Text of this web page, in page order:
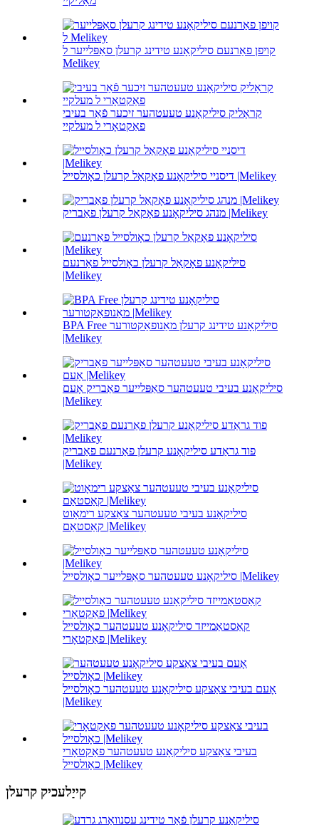
קויפן פאַרנעם סיליקאָנע טידינג קרעלן סאַפּלייער ל
Melikey
קראָליק סיליקאָנע טעעטהער זיכער פֿאַר בעיבי
פאַקטאָרי ל מעלקיי
דיסניי סיליקאָנע פאָקאַל קרעלן כאָולסייל |Melikey
מנהג סיליקאָנע פאָקאַל קרעלן פאַבריק |Melikey
סיליקאָנע פאָקאַל קרעלן כאָולסייל פאַרנעם
|Melikey
BPA Free סיליקאָנע טידינג קרעלן מאַנופאַקטורער
|Melikey
סיליקאָנע בעיבי טעעטהער סאַפּלייער פאַבריק אָעם
|Melikey
פוד גראַדע סיליקאָנע קרעלן פאַרנעם פאַבריק
|Melikey
סיליקאָנע בעיבי טעעטהער צאַצקע רימאָוט
קאַסטאַם |Melikey
סיליקאָנע טעעטהער סאַפּלייער כאָולסייל |Melikey
קאַסטאַמייזד סיליקאָנע טעעטהער כאָולסייל
פאַקטאָרי |Melikey
אָעם בעיבי צאַצקע סיליקאָנע טעעטהער כאָולסייל
|Melikey
בעיבי צאַצקע סיליקאָנע טעעטהער פאַקטאָרי
כאָולסייל |Melikey
קייַלעכיק קרעלן